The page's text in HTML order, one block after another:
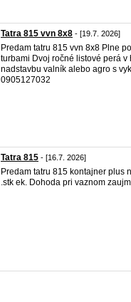
Tatra 815 vvn 8x8 - [19.7. 2026]
Predam tatru 815 vvn 8x8 Plne
turbami Dvoj ročné listové perá
nadstavbu valník alebo agro s
0905127032
Tatra 815 - [16.7. 2026]
Predam tatru 815 kontajner plus
.stk ek. Dohoda pri vaznom